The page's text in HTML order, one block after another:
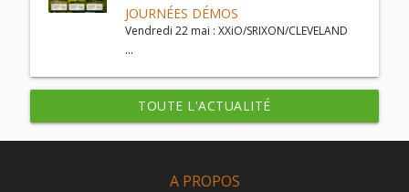
JOURNÉES DÉMOS
Vendredi 22 mai : XXiO/SRIXON/CLEVELAND
...
TOUTE L'ACTUALITÉ
A PROPOS